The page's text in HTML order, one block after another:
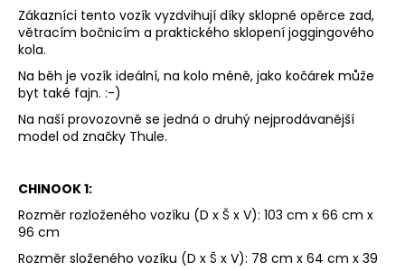
Zákazníci tento vozík vyzdvihují díky sklopné opěrce zad,
větracím bočnicím a praktického sklopení joggingového
kola.
Na běh je vozík ideální, na kolo méně, jako kočárek může
byt také fajn. :-)
Na naší provozovně se jedná o druhý nejprodávanější
model od značky Thule.
CHINOOK 1:
Rozměr rozloženého vozíku (D x Š x V): 103 cm x 66 cm x
96 cm
Rozměr složeného vozíku (D x Š x V): 78 cm x 64 cm x 39